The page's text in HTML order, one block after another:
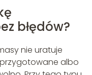
błędów?
nie uratuje
przygotowane albo